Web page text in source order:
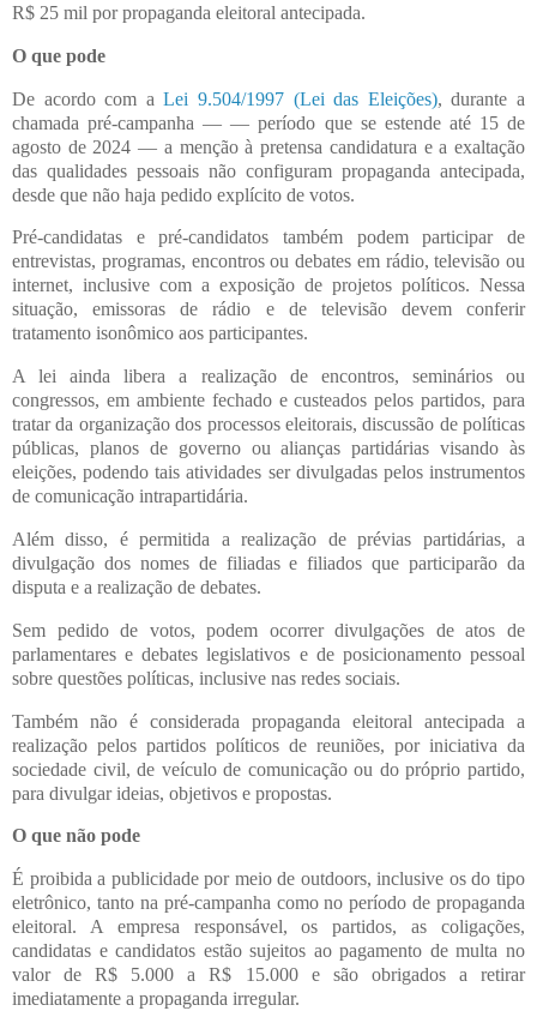
R$ 25 mil por propaganda eleitoral antecipada.
O que pode
De acordo com aLei 9.504/1997 (Lei das Eleições), durante a
chamada pré-campanha — — período que se estende até 15 de
agosto de 2024 — a menção à pretensa candidatura e a exaltação
das qualidades pessoais não configuram propaganda antecipada,
desde que não haja pedido explícito de votos.
Pré-candidatas e pré-candidatos também podem participar de
entrevistas, programas, encontros ou debates em rádio, televisão ou
internet, inclusive com a exposição de projetos políticos. Nessa
situação, emissoras de rádio e de televisão devem conferir
tratamento isonômico aos participantes.
A lei ainda libera a realização de encontros, seminários ou
congressos, em ambiente fechado e custeados pelos partidos, para
tratar da organização dos processos eleitorais, discussão de políticas
públicas, planos de governo ou alianças partidárias visando às
eleições, podendo tais atividades ser divulgadas pelos instrumentos
de comunicação intrapartidária.
Além disso, é permitida a realização de prévias partidárias, a
divulgação dos nomes de filiadas e filiados que participarão da
disputa e a realização de debates.
Sem pedido de votos, podem ocorrer divulgações de atos de
parlamentares e debates legislativos e de posicionamento pessoal
sobre questões políticas, inclusive nas redes sociais.
Também não é considerada propaganda eleitoral antecipada a
realização pelos partidos políticos de reuniões, por iniciativa da
sociedade civil, de veículo de comunicação ou do próprio partido,
para divulgar ideias, objetivos e propostas.
O que não pode
É proibida a publicidade por meio de outdoors, inclusive os do tipo
eletrônico, tanto na pré-campanha como no período de propaganda
eleitoral. A empresa responsável, os partidos, as coligações,
candidatas e candidatos estão sujeitos ao pagamento de multa no
valor de R$ 5.000 a R$ 15.000 e são obrigados a retirar
imediatamente a propaganda irregular.